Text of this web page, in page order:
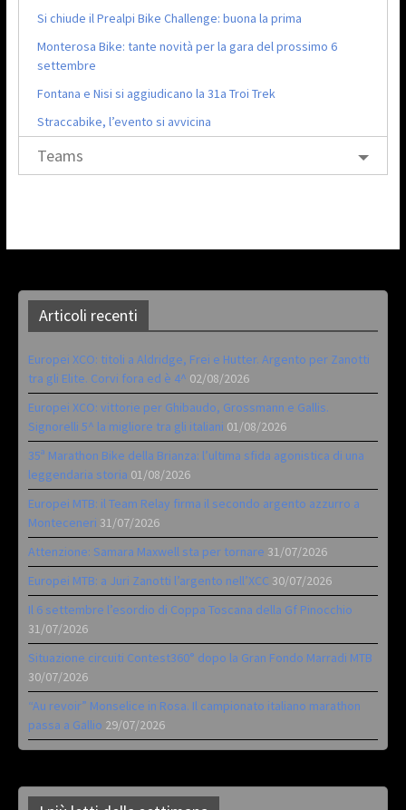
Si chiude il Prealpi Bike Challenge: buona la prima
Monterosa Bike: tante novità per la gara del prossimo 6
settembre
Fontana e Nisi si aggiudicano la 31a Troi Trek
Straccabike, l’evento si avvicina
Teams
Articoli recenti
Europei XCO: titoli a Aldridge, Frei e Hutter. Argento per Zanotti
tra gli Elite. Corvi fora ed è 4^ 02/08/2026
Europei XCO: vittorie per Ghibaudo, Grossmann e Gallis.
Signorelli 5^ la migliore tra gli italiani 01/08/2026
35ª Marathon Bike della Brianza: l’ultima sfida agonistica di una
leggendaria storia 01/08/2026
Europei MTB: il Team Relay firma il secondo argento azzurro a
Monteceneri 31/07/2026
Attenzione: Samara Maxwell sta per tornare 31/07/2026
Europei MTB: a Juri Zanotti l’argento nell’XCC 30/07/2026
Il 6 settembre l’esordio di Coppa Toscana della Gf Pinocchio
31/07/2026
Situazione circuiti Contest360° dopo la Gran Fondo Marradi MTB
30/07/2026
“Au revoir” Monselice in Rosa. Il campionato italiano marathon
passa a Gallio 29/07/2026